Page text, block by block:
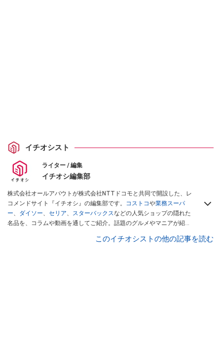
イチオシスト
ライター / 編集
イチオシ編集部
株式会社オールアバウトが株式会社NTTドコモと共同で開設した、レ
コメンドサイト『イチオシ』の編集部です。 コストコや業務スーパ
ー、 ダイソー、 セリア、 スターバックスなどの人気ショップの隠れた
名品を、コラムや動画を通してご紹介。話題のグルメやマニアが紹介
インフルエンサーが実際に使用してレビューしています。毎日トレン
このイチオシストの他の記事を読む